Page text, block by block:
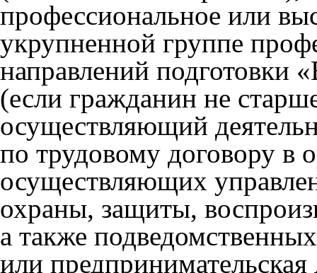
профессиональное или
укрупненной группе
направлений подготовки
(если гражданин не
осуществляющий
по трудовому договору в
осуществляющих
охраны, защиты,
а также
или